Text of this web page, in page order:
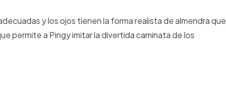
y los ojos tienen la forma realista de almendra que
permite a Pingy imitar la divertida caminata de los